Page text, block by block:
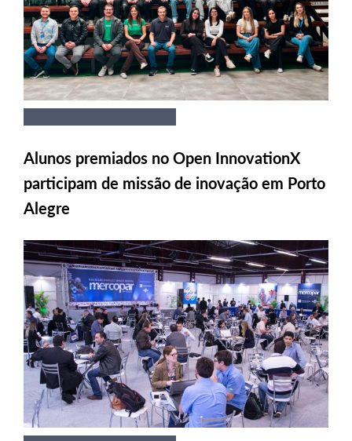
Alunos premiados no Open InnovationX
participam de missão de inovação em Porto
Alegre